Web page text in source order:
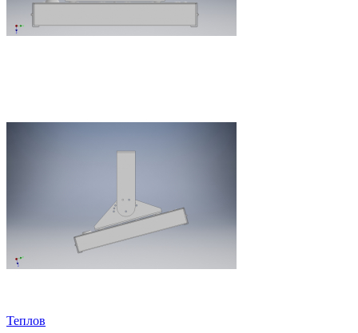
Теплов